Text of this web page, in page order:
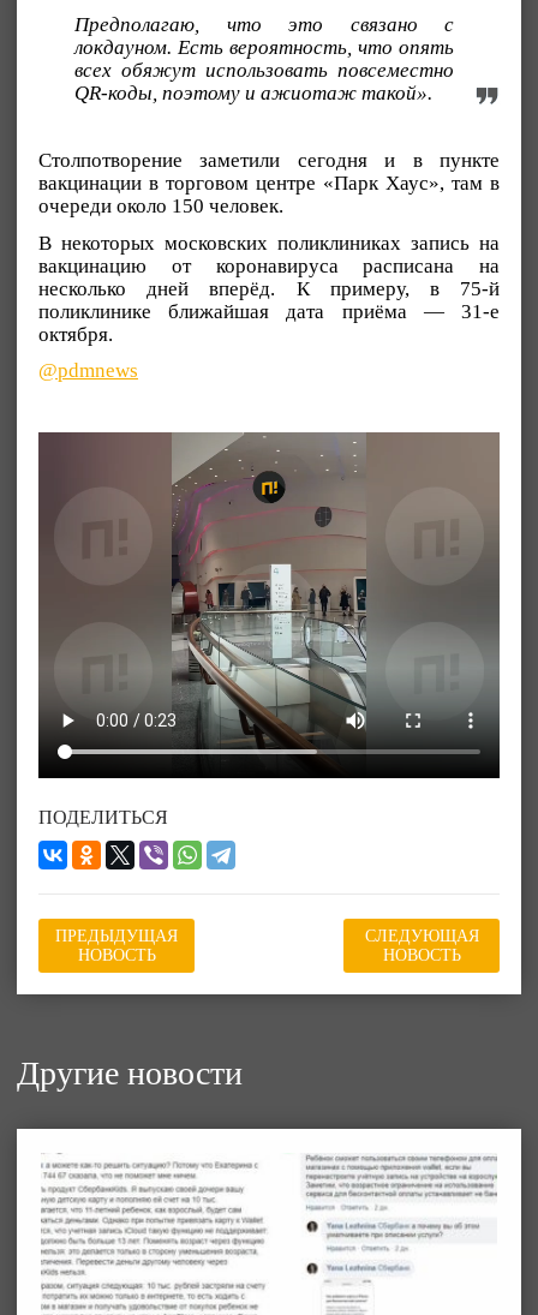
Предполагаю, что это связано с
локдауном. Есть вероятность, что опять
всех обяжут использовать повсеместно
QR-коды, поэтому и ажиотаж такой».
Столпотворение заметили сегодня и в пункте
вакцинации в торговом центре «Парк Хаус», там в
очереди около 150 человек.
В некоторых московских поликлиниках запись на
вакцинацию от коронавируса расписана на
несколько дней вперёд. К примеру, в 75-й
поликлинике ближайшая дата приёма — 31-е
октября.
@pdmnews
ПОДЕЛИТЬСЯ
ПРЕДЫДУЩАЯ
НОВОСТЬ
СЛЕДУЮЩАЯ
НОВОСТЬ
Другие новости